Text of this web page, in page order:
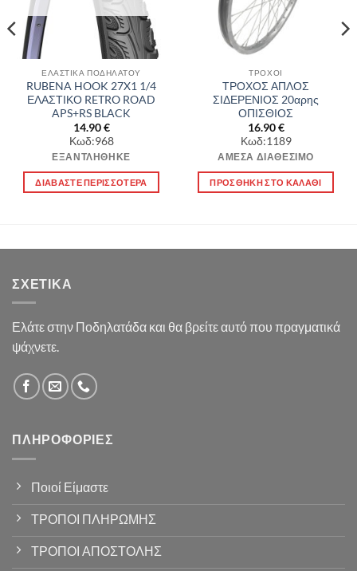
ΕΛΑΣΤΙΚΑ ΠΟΔΗΛΑΤΟΥ
RUBENA HOOK 27X1 1/4
ΕΛΑΣΤΙΚΟ RETRO ROAD
APS+RS BLACK
14.90€
Κωδ:968
ΕΞΑΝΤΛΉΘΗΚΕ
ΔΙΑΒΆΣΤΕ ΠΕΡΙΣΣΌΤΕΡΑ
ΤΡΟΧΟΙ
ΤΡΟΧΟΣ ΑΠΛΟΣ
ΣΙΔΕΡΕΝΙΟΣ 20αρης
ΟΠΙΣΘΙΟΣ
16.90€
Κωδ:1189
ΆΜΕΣΑ ΔΙΑΘΈΣΙΜΟ
ΠΡΟΣΘΉΚΗ ΣΤΟ ΚΑΛΆΘΙ
ΣΧΕΤΙΚΆ
Ελάτε στην Ποδηλατάδα και θα βρείτε αυτό που πραγματικά
ψάχνετε.
ΠΛΗΡΟΦΟΡΊΕΣ
Ποιοί Είμαστε
ΤΡΟΠΟΙ ΠΛΗΡΩΜΗΣ
ΤΡΟΠΟΙ ΑΠΟΣΤΟΛΗΣ